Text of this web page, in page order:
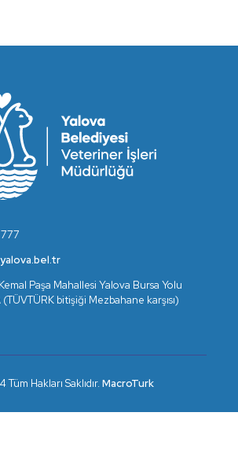
Paşa Mahallesi Yalova Bursa Yolu
(TÜVTÜRK bitişiği Mezbahane karşısı)
Hakları Saklıdır.MacroTurk